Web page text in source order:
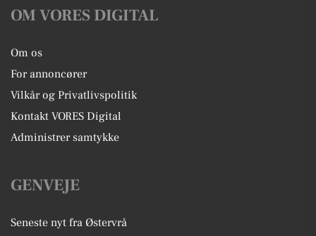
OM VORES DIGITAL
Om os
For annoncører
Vilkår og Privatlivspolitik
Kontakt VORES Digital
Administrer samtykke
GENVEJE
Seneste nyt fra Østervrå